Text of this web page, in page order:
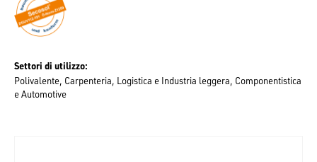
Settori di utilizzo
Polivalente Carpenteria Logistica e Industria leggera Componentistica
e Automotive